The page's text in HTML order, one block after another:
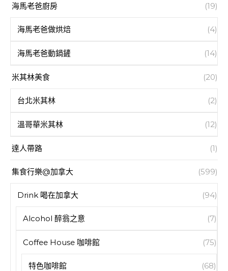
海馬老爸廚房 (19)
海馬老爸做烘焙 (4)
海馬老爸動鍋鏟 (14)
米其林美食 (20)
台北米其林 (2)
溫哥華米其林 (12)
達人帶路 (1)
集食行樂@加拿大 (599)
Drink 喝在加拿大 (94)
Alcohol 醉翁之意 (7)
Coffee House 咖啡館 (75)
特色咖啡館 (68)